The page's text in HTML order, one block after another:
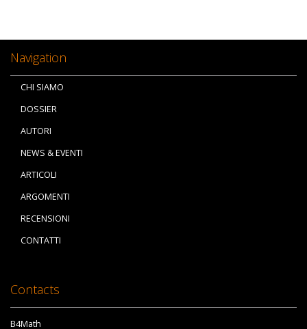
Navigation
CHI SIAMO
DOSSIER
AUTORI
NEWS & EVENTI
ARTICOLI
ARGOMENTI
RECENSIONI
CONTATTI
Contacts
B4Math